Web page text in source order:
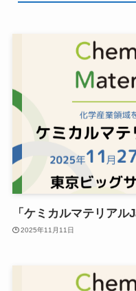
「ケミカルマテリア
2025年11月11日